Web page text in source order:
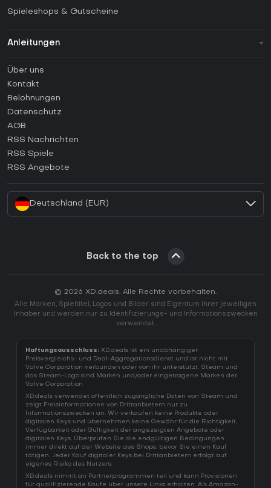
Spieleshops & Gutscheine
Anleitungen
Anleitungen
Wie aktiviert man einen Steam CD Key?
Wie aktiviert man einen Epic Games CD Key?
Wie aktiviert man einen GOG CD Key?
Wie aktiviert man einen Ubisoft Connect CD Key?
Wie aktiviert man einen EA App CD Key?
Über uns
Kontakt
Belohnungen
Datenschutz
AGB
RSS Nachrichten
RSS Spiele
RSS Angebote
Deutschland (EUR)
Back to the top
© 2026 XD.deals. Alle Rechte vorbehalten.
Alle Marken, Spieltitel, Logos und Bilder sind Eigentum ihrer jeweiligen
Inhaber und werden nur zu Identifizierungs- und Informationszwecken
verwendet.
Haftungsausschluss: XD.deals ist ein unabhängiger
Preisvergleichs- und Deal-Aggregationsdienst und ist nicht mit
Valve Corporation verbunden oder von ihr unterstützt. Steam und
das Steam-Logo sind Marken und/oder eingetragene Marken der
Valve Corporation.
XD.deals verwendet öffentlich zugängliche Daten von Steam und
zeigt Preisinformationen von Drittanbietern nur zu
Informationszwecken an. Wir verkaufen keine Produkte oder
digitalen Keys und übernehmen keine Gewähr für die Richtigkeit,
Verfügbarkeit oder Gültigkeit der angezeigten Angebote oder
digitalen Keys. Überprüfen Sie die endgültigen Bedingungen
immer direkt auf der Website des Shops, bevor Sie einen Kauf
tätigen. Jeder Kauf digitaler Keys bei Drittanbietern erfolgt auf
eigenes Risiko des Nutzers.
XD.deals nimmt an Partnerprogrammen teil und kann Provisionen
für qualifizierende Käufe über unsere Links erhalten. Als Amazon-